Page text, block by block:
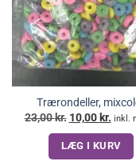
Trærondeller,
23,00kr. Den
oprindelige
pris
var:
23,00 kr..
10,00 kr. Den
pris
er:
10,00
inkl.
LÆG I KURV